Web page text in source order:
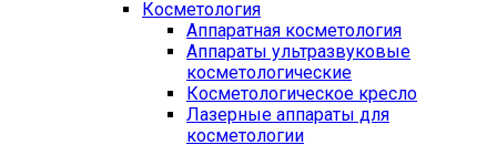
Косметология
Аппаратная косметология
Аппараты ультразвуковые
косметологические
Косметологическое кресло
Лазерные аппараты для
косметологии